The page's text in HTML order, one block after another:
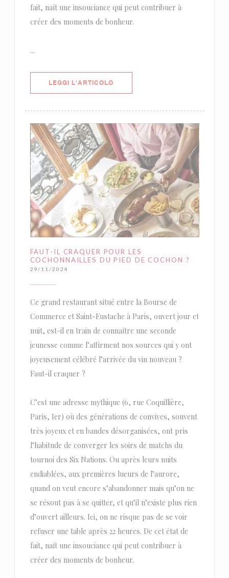
fait, naît une insouciance qui peut contribuer à
créer des moments de bonheur.
...
LEGGI L'ARTICOLO
FAUT-IL CRAQUER POUR LES
COCHONNAILLES DU PIED DE COCHON ?
29/11/2024
Ce grand restaurant situé entre la Bourse de
Commerce et Saint-Eustache à Paris, ouvert jour et
nuit, est-il en train de connaître une seconde
jeunesse comme l’affirment nos sources qui y ont
joyeusement célébré l’arrivée du vin nouveau ?
Faut-il craquer ?
C’est une adresse mythique (6, rue Coquillière,
Paris, Ier) où des générations de convives, souvent
très joyeux et en bandes désorganisées, ont pris
l’habitude de converger les soirs de matchs du
tournoi des Six Nations. Ou après leurs nuits
endiablées, aux premières lueurs de l’aurore,
quand on veut encore s’abandonner mais qu’on ne
se résout pas à se quitter, et qu’il n’existe plus rien
d’ouvert ailleurs. Ici, on ne risque pas de se voir
refuser une table après 22 heures. De cet état de
fait, naît une insouciance qui peut contribuer à
créer des moments de bonheur.